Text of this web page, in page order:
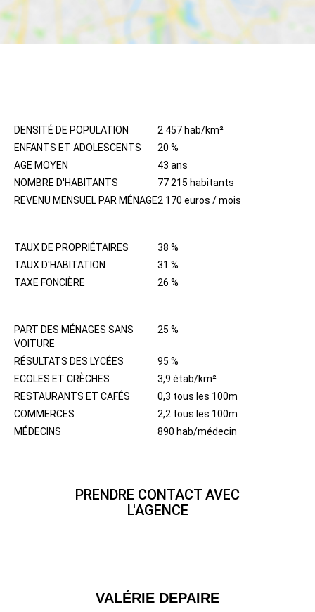
DENSITÉ DE POPULATION
2 457 hab/km²
ENFANTS ET ADOLESCENTS
20 %
AGE MOYEN
43 ans
NOMBRE D'HABITANTS
77 215 habitants
REVENU MENSUEL PAR MÉNAGE2 170 euros / mois
TAUX DE PROPRIÉTAIRES
38 %
TAUX D'HABITATION
31 %
TAXE FONCIÈRE
26 %
PART DES MÉNAGES SANS
VOITURE
25 %
RÉSULTATS DES LYCÉES
95 %
ECOLES ET CRÈCHES
3,9 étab/km²
RESTAURANTS ET CAFÉS
0,3 tous les 100m
COMMERCES
2,2 tous les 100m
MÉDECINS
890 hab/médecin
PRENDRE CONTACT AVEC
L'AGENCE
VALÉRIE DEPAIRE